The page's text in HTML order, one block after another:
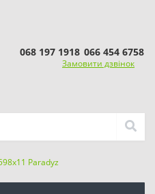
068 197 1918 066 454 6758
Замовити дзвінок
Paradyz